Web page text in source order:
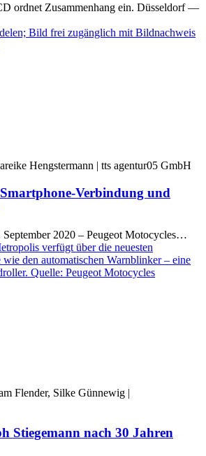
ordnet Zusammenhang ein. Düsseldorf —
Hengstermann | tts agentur05 GmbH
Verbindung und
2020 – Peugeot Motocycles…
Flender, Silke Günnewig |
Stiegemann nach 30 Jahren